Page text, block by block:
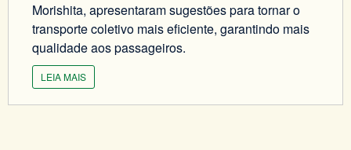
Morishita, apresentaram sugestões para tornar o
transporte coletivo mais eficiente, garantindo mais
qualidade aos passageiros.
LEIA MAIS